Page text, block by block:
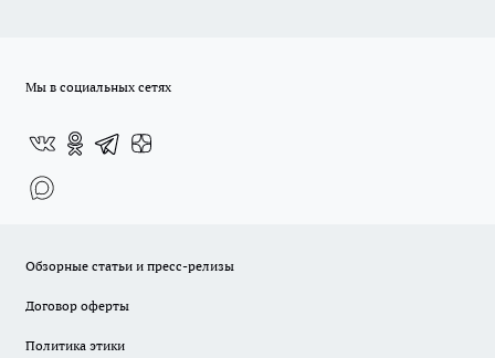
Мы в социальных сетях
Обзорные статьи и пресс-релизы
Договор оферты
Политика этики